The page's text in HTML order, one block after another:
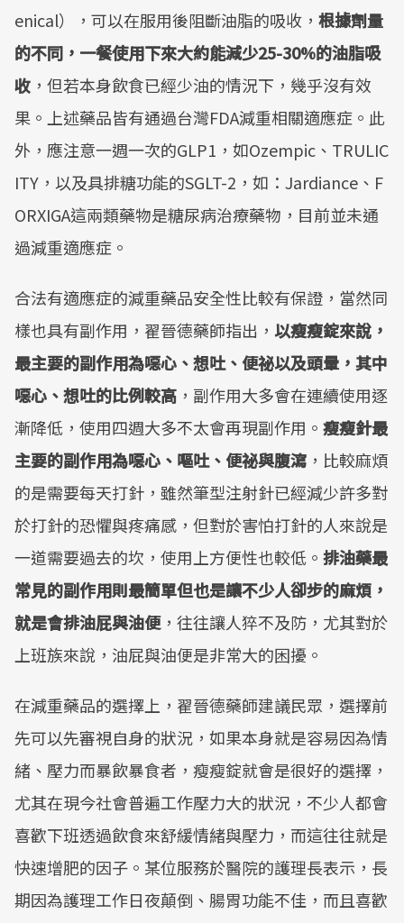
enical），可以在服用後阻斷油脂的吸收， 根據劑量
的不同，一餐使用下來大約能減少25-30%的油脂吸
收 ，但若本身飲食已經少油的情況下，幾乎沒有效
果。上述藥品皆有通過台灣FDA減重相關適應症。此
外，應注意一週一次的GLP1，如Ozempic、TRULIC
ITY，以及具排糖功能的SGLT-2，如：Jardiance、F
ORXIGA這兩類藥物是糖尿病治療藥物，目前並未通
過減重適應症。
合法有適應症的減重藥品安全性比較有保證，當然同
樣也具有副作用，翟晉德藥師指出， 以瘦瘦錠來說，
最主要的副作用為噁心、想吐、便祕以及頭暈，其中
噁心、想吐的比例較高 ，副作用大多會在連續使用逐
漸降低，使用四週大多不太會再現副作用。 瘦瘦針最
主要的副作用為噁心、嘔吐、便祕與腹瀉 ，比較麻煩
的是需要每天打針，雖然筆型注射針已經減少許多對
於打針的恐懼與疼痛感，但對於害怕打針的人來說是
一道需要過去的坎，使用上方便性也較低。 排油藥最
常見的副作用則最簡單但也是讓不少人卻步的麻煩，
就是會排油屁與油便，往往讓人猝不及防，尤其對於
上班族來說，油屁與油便是非常大的困擾。
在減重藥品的選擇上，翟晉德藥師建議民眾，選擇前
先可以先審視自身的狀況，如果本身就是容易因為情
緒、壓力而暴飲暴食者，瘦瘦錠就會是很好的選擇，
尤其在現今社會普遍工作壓力大的狀況，不少人都會
喜歡下班透過飲食來舒緩情緒與壓力，而這往往就是
快速增肥的因子。某位服務於醫院的護理長表示，長
期因為護理工作日夜顛倒、腸胃功能不佳，而且喜歡